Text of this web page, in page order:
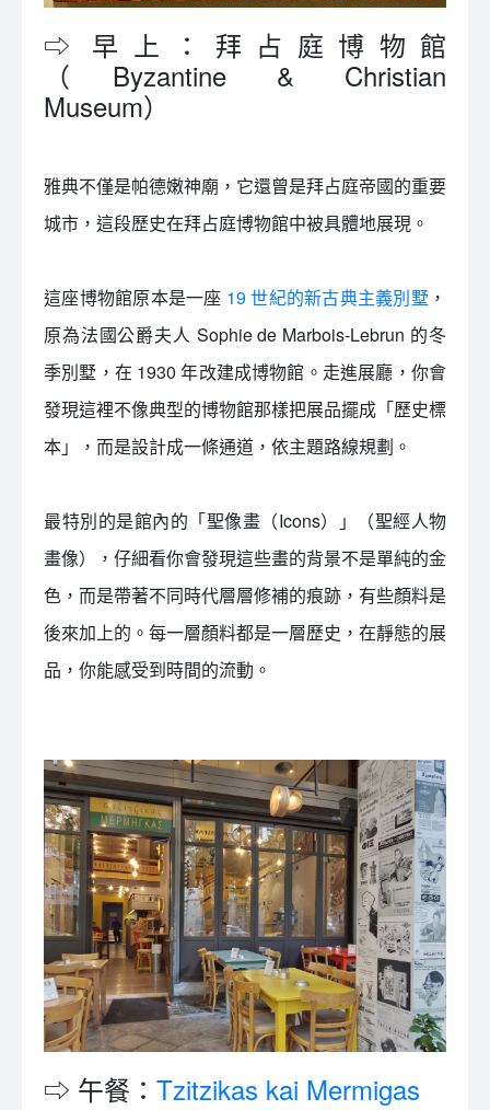
⇨ 早上：拜占庭博物館
（Byzantine & Christian
Museum）
雅典不僅是帕德嫩神廟，它還曾是拜占庭帝國的重要
城市，這段歷史在拜占庭博物館中被具體地展現。
這座博物館原本是一座 19 世紀的新古典主義別墅 ，
原為法國公爵夫人 Sophie de Marbois-Lebrun 的冬
季別墅，在 1930 年改建成博物館。走進展廳，你會
發現這裡不像典型的博物館那樣把展品擺成「歷史標
本」，而是設計成一條通道，依主題路線規劃。
最特別的是館內的「聖像畫（Icons）」（聖經人物
畫像），仔細看你會發現這些畫的背景不是單純的金
色，而是帶著不同時代層層修補的痕跡，有些顏料是
後來加上的。每一層顏料都是一層歷史，在靜態的展
品，你能感受到時間的流動。
⇨ 午餐： Tzitzikas kai Mermigas